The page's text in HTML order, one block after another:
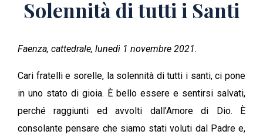
Solennità di tutti i Santi
Faenza, cattedrale, lunedì 1 novembre 2021.
Cari fratelli e sorelle, la solennità di tutti i santi, ci pone
in uno stato di gioia. È bello essere e sentirsi salvati,
perché raggiunti ed avvolti dall’Amore di Dio. È
consolante pensare che siamo stati voluti dal Padre e,